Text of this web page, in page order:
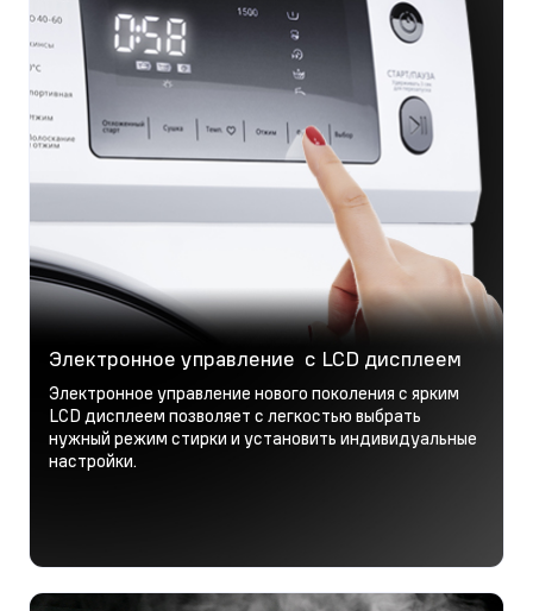
Электронное управление с LCD дисплеем
Электронное управление нового поколения с ярким
LCD дисплеем позволяет с легкостью выбрать
нужный режим стирки и установить индивидуальные
настройки.